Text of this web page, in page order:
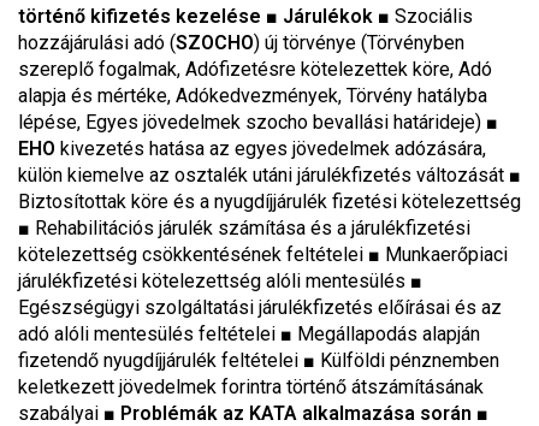
történő kifizetés kezelése ■ Járulékok ■ Szociális
hozzájárulási adó (SZOCHO) új törvénye (Törvényben
szereplő fogalmak, Adófizetésre kötelezettek köre, Adó
alapja és mértéke, Adókedvezmények, Törvény hatályba
lépése, Egyes jövedelmek szocho bevallási határideje) ■
EHO kivezetés hatása az egyes jövedelmek adózására,
külön kiemelve az osztalék utáni járulékfizetés változását ■
Biztosítottak köre és a nyugdíjjárulék fizetési kötelezettség
■ Rehabilitációs járulék számítása és a járulékfizetési
kötelezettség csökkentésének feltételei ■ Munkaerőpiaci
járulékfizetési kötelezettség alóli mentesülés ■
Egészségügyi szolgáltatási járulékfizetés előírásai és az
adó alóli mentesülés feltételei ■ Megállapodás alapján
fizetendő nyugdíjjárulék feltételei ■ Külföldi pénznemben
keletkezett jövedelmek forintra történő átszámításának
szabályai ■ Problémák az KATA alkalmazása során ■